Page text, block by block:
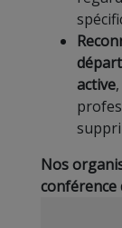
active
Nos
conférence